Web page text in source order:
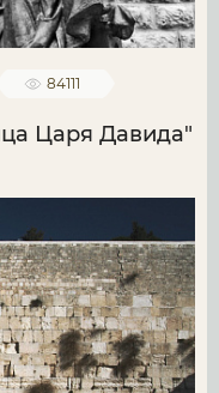
84111
Царя Давида"